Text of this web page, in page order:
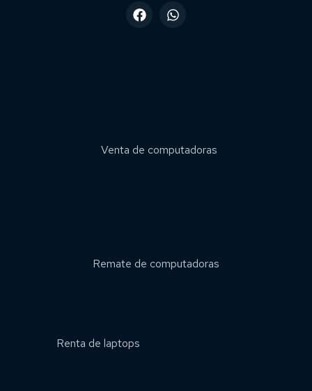
Venta de computadoras
Remate de computadoras
Renta de laptops